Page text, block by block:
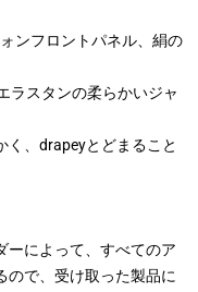
ンフロントパネル、絹の
ラスタンの柔らかいジャ
く、drapeyとどまること
ーによって、すべてのア
ので、受け取った製品に